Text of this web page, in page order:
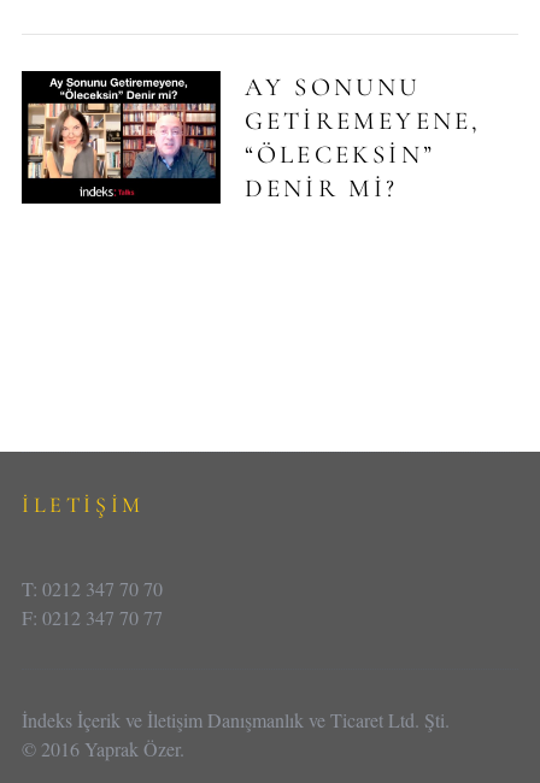
AY SONUNU
GETIREMEYENE,
“ÖLECEKSIN”
DENIR MI?
İLETİŞİM
T: 0212 347 70 70
F: 0212 347 70 77
İndeks İçerik ve İletişim Danışmanlık ve Ticaret Ltd. Şti.
© 2016 Yaprak Özer.